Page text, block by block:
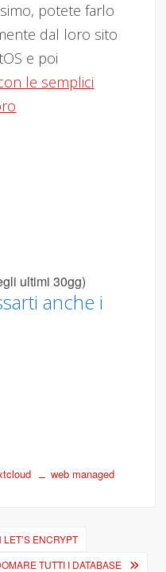
potete farlo
dal loro sito
e poi
le semplici
ultimi 30gg)
anche i
web managed
ENCRYPT
TUTTI I DATABASE